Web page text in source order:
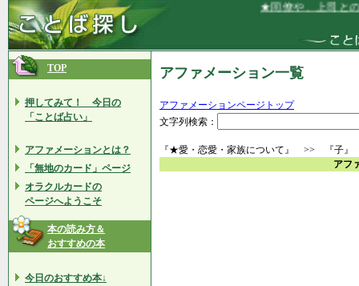
★同僚や、上司との
TOP
押してみて！ 今日の
「ことば占い」
アファメーションとは？
「無地のカード」ページ
オラクルカードの
ページへようこそ
本の読み方＆
おすすめの本
今日のおすすめ本↓
アファメーション一覧
アファメーションページトップ
文字列検索：
『★愛・恋愛・家族について』 >> 『子』
アフ